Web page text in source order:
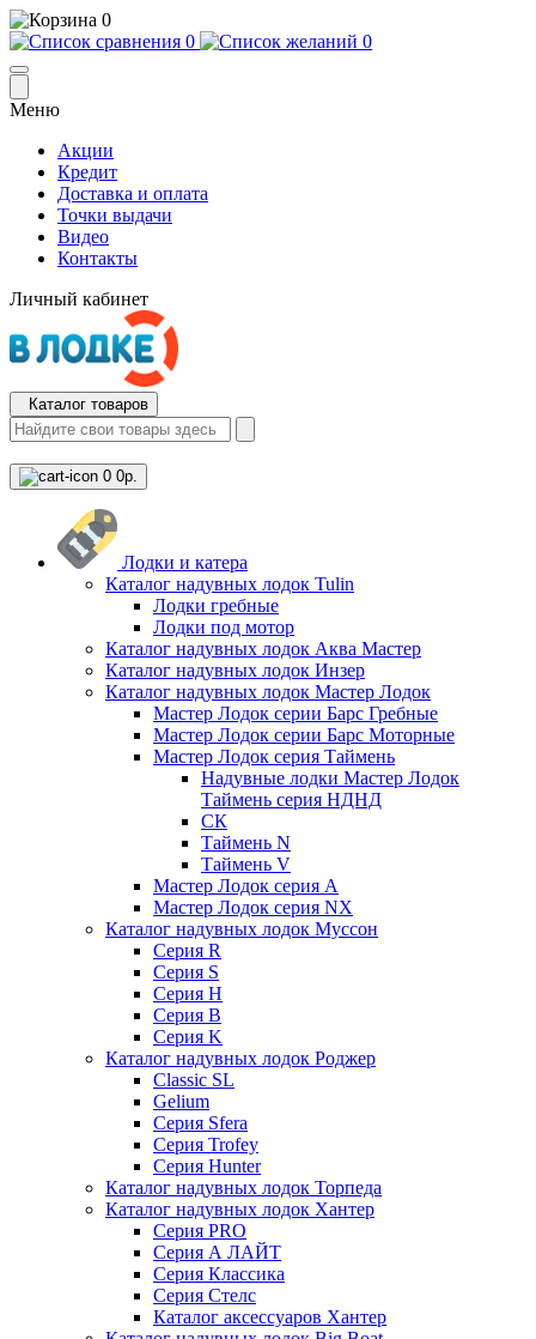
0
0
0
Меню
Акции
Кредит
Доставка и оплата
Точки выдачи
Видео
Контакты
Личный кабинет
Каталог товаров
0 0р.
Лодки и катера
Каталог надувных лодок Tulin
Лодки гребные
Лодки под мотор
Каталог надувных лодок Аква Мастер
Каталог надувных лодок Инзер
Каталог надувных лодок Мастер Лодок
Мастер Лодок серии Барс Гребные
Мастер Лодок серии Барс Моторные
Мастер Лодок серия Таймень
Надувные лодки Мастер Лодок
Таймень серия НДНД
СК
Таймень N
Таймень V
Мастер Лодок серия А
Мастер Лодок серия NX
Каталог надувных лодок Муссон
Серия R
Серия S
Серия H
Серия B
Серия K
Каталог надувных лодок Роджер
Classic SL
Gelium
Серия Sfera
Серия Trofey
Серия Hunter
Каталог надувных лодок Торпеда
Каталог надувных лодок Хантер
Серия PRO
Серия А ЛАЙТ
Серия Классика
Серия Стелс
Каталог аксессуаров Хантер